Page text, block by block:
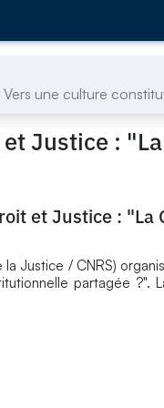
une culture
Justice :
et Justice : "La
Justice / CNRS)
partagée ?".